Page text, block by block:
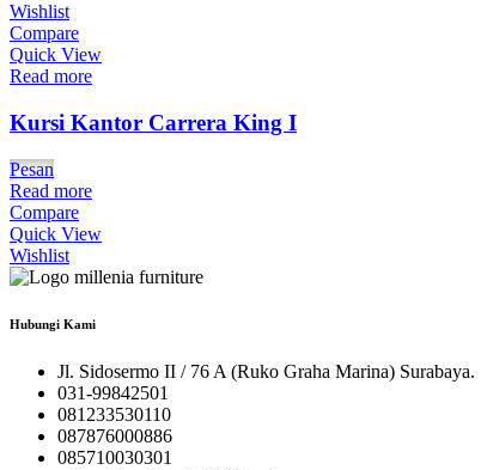
Wishlist
Compare
Quick View
Read more
Kursi Kantor Carrera King I
Pesan
Read more
Compare
Quick View
Wishlist
Hubungi Kami
Jl. Sidosermo II / 76 A (Ruko Graha Marina) Surabaya.
031-99842501
081233530110
087876000886
085710030301